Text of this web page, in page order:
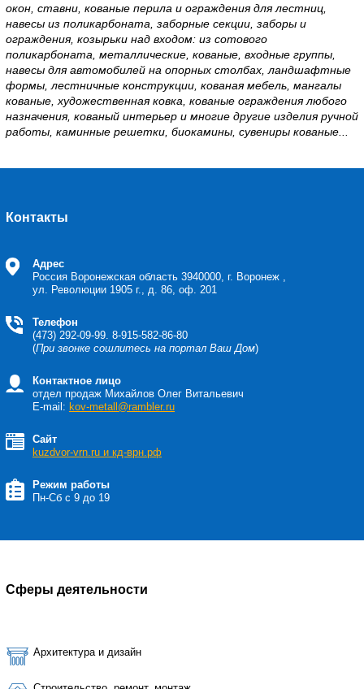
окон, ставни, кованые перила и ограждения для лестниц,
навесы из поликарбоната, заборные секции, заборы и
ограждения, козырьки над входом: из сотового
поликарбоната, металлические, кованые, входные группы,
навесы для автомобилей на опорных столбах, ландшафтные
формы, лестничные конструкции, кованая мебель, мангалы
кованые, художественная ковка, кованые ограждения любого
назначения, кованый интерьер и многие другие изделия ручной
работы, каминные решетки, биокамины, сувениры кованые...
Контакты
Адрес
Россия Воронежская область 3940000, г. Воронеж ,
ул. Революции 1905 г., д. 86, оф. 201
Телефон
(473) 292-09-99. 8-915-582-86-80
(При звонке сошлитесь на портал Ваш Дом)
Контактное лицо
отдел продаж Михайлов Олег Витальевич
E-mail: kov-metall@rambler.ru
Сайт
kuzdvor-vrn.ru и кд-врн.рф
Режим работы
Пн-Сб с 9 до 19
Сферы деятельности
Архитектура и дизайн